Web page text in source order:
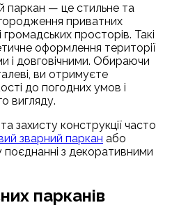
паркан — це стильне та
приватних
громадських просторів. Такі
оформлення території
і довговічними. Обираючи
ви отримуєте
до погодних умов і
вигляду.
захисту конструкції часто
зварний паркан або
з декоративними
парканів